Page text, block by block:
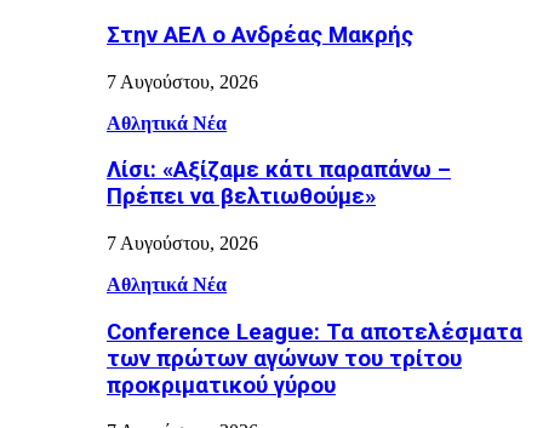
Στην ΑΕΛ ο Ανδρέας Μακρής
7 Αυγούστου, 2026
Αθλητικά Νέα
Λίσι: «Αξίζαμε κάτι παραπάνω –
Πρέπει να βελτιωθούμε»
7 Αυγούστου, 2026
Αθλητικά Νέα
Conference League: Τα αποτελέσματα
των πρώτων αγώνων του τρίτου
προκριματικού γύρου